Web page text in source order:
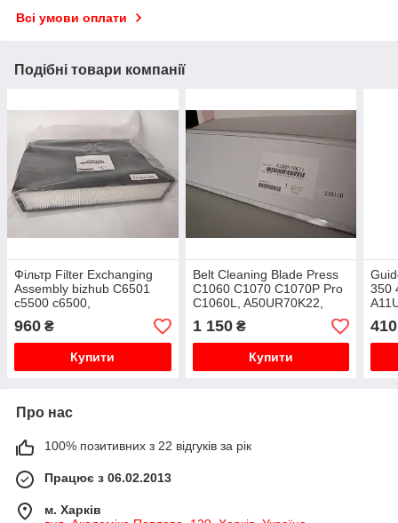
Всі умови оплати
Подібні товари компанії
Фільтр Filter Exchanging
Assembly bizhub C6501
c5500 c6500,
A03UR70100, A03U870111
оригінал
960 ₴
Купити
Belt Cleaning Blade Press
C1060 C1070 C1070P Pro
C1060L, A50UR70K22,
A50UR70K00 оригінал
AAK7R71711
1 150₴
Купити
350
410
Про нас
100% позитивних з 22 відгуків за рік
Працює з 06.02.2013
м. Харків